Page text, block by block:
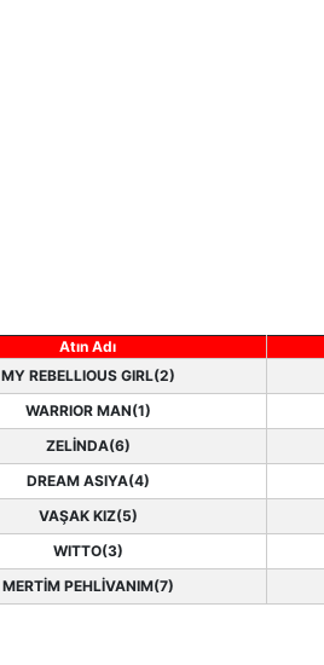
Atın Adı
MY REBELLIOUS GIRL(2)
WARRIOR MAN(1)
ZELİNDA(6)
DREAM ASIYA(4)
VAŞAK KIZ(5)
WITTO(3)
MERTİM PEHLİVANIM(7)